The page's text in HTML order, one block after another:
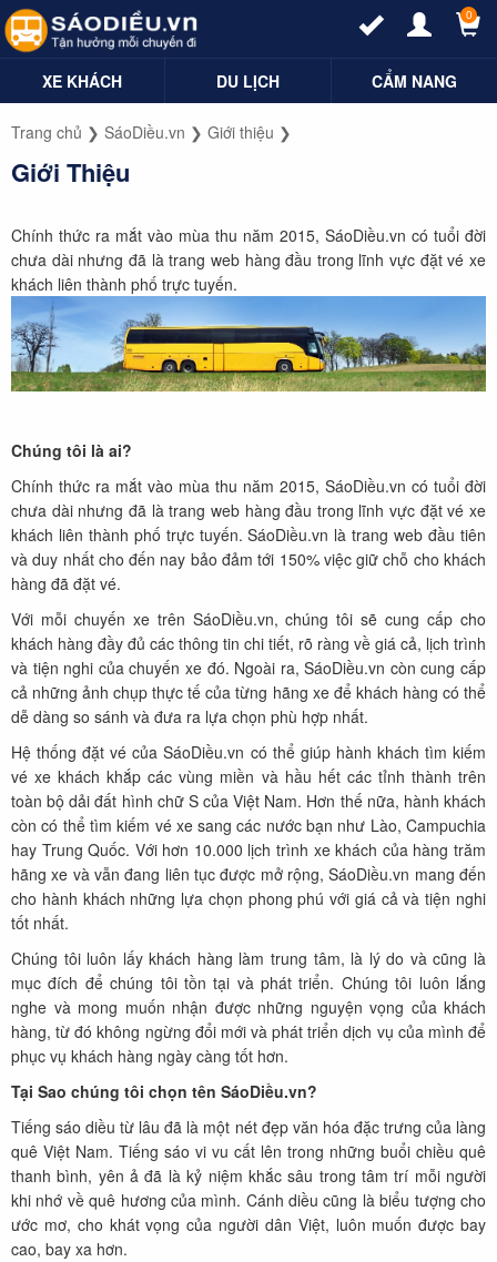
0
XE KHÁCH DU LỊCH CẨM NANG
Trang chủ ❯ SáoDiều.vn ❯ Giới thiệu ❯
Giới Thiệu
Chính thức ra mắt vào mùa thu năm 2015, SáoDiều.vn có tuổi đời
chưa dài nhưng đã là trang web hàng đầu trong lĩnh vực đặt vé xe
khách liên thành phố trực tuyến.
Chúng tôi là ai?
Chính thức ra mắt vào mùa thu năm 2015, SáoDiều.vn có tuổi đời
chưa dài nhưng đã là trang web hàng đầu trong lĩnh vực đặt vé xe
khách liên thành phố trực tuyến. SáoDiều.vn là trang web đầu tiên
và duy nhất cho đến nay bảo đảm tới 150% việc giữ chỗ cho khách
hàng đã đặt vé.
Với mỗi chuyến xe trên SáoDiều.vn, chúng tôi sẽ cung cấp cho
khách hàng đầy đủ các thông tin chi tiết, rõ ràng về giá cả, lịch trình
và tiện nghi của chuyến xe đó. Ngoài ra, SáoDiều.vn còn cung cấp
cả những ảnh chụp thực tế của từng hãng xe để khách hàng có thể
dễ dàng so sánh và đưa ra lựa chọn phù hợp nhất.
Hệ thống đặt vé của SáoDiều.vn có thể giúp hành khách tìm kiếm
vé xe khách khắp các vùng miền và hầu hết các tỉnh thành trên
toàn bộ dải đất hình chữ S của Việt Nam. Hơn thế nữa, hành khách
còn có thể tìm kiếm vé xe sang các nước bạn như Lào, Campuchia
hay Trung Quốc. Với hơn 10.000 lịch trình xe khách của hàng trăm
hãng xe và vẫn đang liên tục được mở rộng, SáoDiều.vn mang đến
cho hành khách những lựa chọn phong phú với giá cả và tiện nghi
tốt nhất.
Chúng tôi luôn lấy khách hàng làm trung tâm, là lý do và cũng là
mục đích để chúng tôi tồn tại và phát triển. Chúng tôi luôn lắng
nghe và mong muốn nhận được những nguyện vọng của khách
hàng, từ đó không ngừng đổi mới và phát triển dịch vụ của mình để
phục vụ khách hàng ngày càng tốt hơn.
Tại Sao chúng tôi chọn tên SáoDiều.vn?
Tiếng sáo diều từ lâu đã là một nét đẹp văn hóa đặc trưng của làng
quê Việt Nam. Tiếng sáo vi vu cất lên trong những buổi chiều quê
thanh bình, yên ả đã là kỷ niệm khắc sâu trong tâm trí mỗi người
khi nhớ về quê hương của mình. Cánh diều cũng là biểu tượng cho
ước mơ, cho khát vọng của người dân Việt, luôn muốn được bay
cao, bay xa hơn.